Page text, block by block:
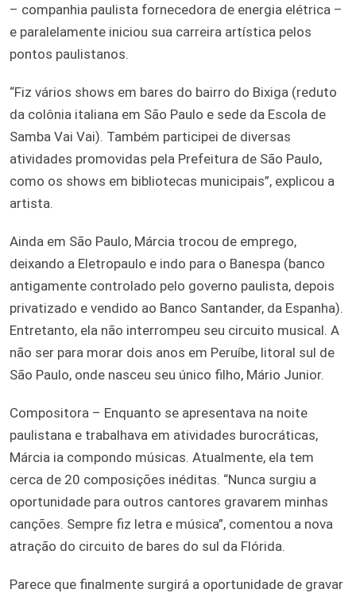
– companhia paulista fornecedora de energia elétrica –
e paralelamente iniciou sua carreira artística pelos
pontos paulistanos.
“Fiz vários shows em bares do bairro do Bixiga (reduto
da colônia italiana em São Paulo e sede da Escola de
Samba Vai Vai). Também participei de diversas
atividades promovidas pela Prefeitura de São Paulo,
como os shows em bibliotecas municipais”, explicou a
artista.
Ainda em São Paulo, Márcia trocou de emprego,
deixando a Eletropaulo e indo para o Banespa (banco
antigamente controlado pelo governo paulista, depois
privatizado e vendido ao Banco Santander, da Espanha).
Entretanto, ela não interrompeu seu circuito musical. A
não ser para morar dois anos em Peruíbe, litoral sul de
São Paulo, onde nasceu seu único filho, Mário Junior.
Compositora – Enquanto se apresentava na noite
paulistana e trabalhava em atividades burocráticas,
Márcia ia compondo músicas. Atualmente, ela tem
cerca de 20 composições inéditas. “Nunca surgiu a
oportunidade para outros cantores gravarem minhas
canções. Sempre fiz letra e música”, comentou a nova
atração do circuito de bares do sul da Flórida.
Parece que finalmente surgirá a oportunidade de gravar